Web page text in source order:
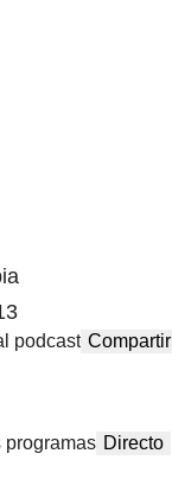
podcast Compartir
programas Directo